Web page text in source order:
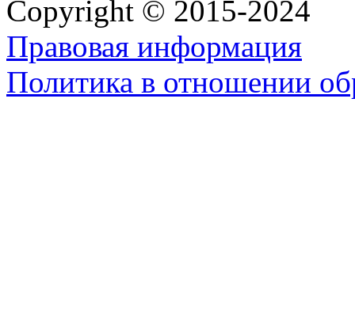
Copyright © 2015-2024
Правовая информация
Политика в отношении